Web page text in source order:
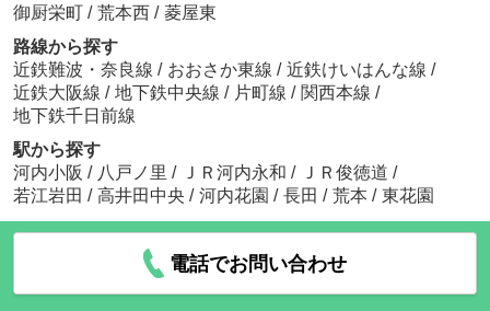
御厨栄町 / 荒本西 / 菱屋東
路線から探す
近鉄難波・奈良線 / おおさか東線 / 近鉄けいはんな線 /
近鉄大阪線 / 地下鉄中央線 / 片町線 / 関西本線 /
地下鉄千日前線
駅から探す
河内小阪 / 八戸ノ里 / ＪＲ河内永和 / ＪＲ俊徳道 /
若江岩田 / 高井田中央 / 河内花園 / 長田 / 荒本 / 東花園
電話でお問い合わせ